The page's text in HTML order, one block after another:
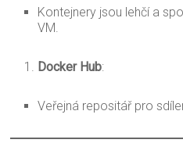
Kontejnery jsou lehčí a
VM.
Docker Hub:
Veřejná repositář pro